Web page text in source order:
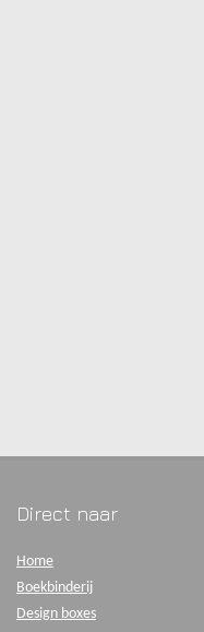
Direct naar
Home
Boekbinderij
Design boxes